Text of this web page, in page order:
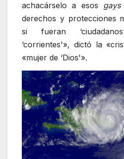
achacárselo a esos gays
derechos y protecciones
si fueran
‘corrientes'», dictó la
«mujer de ‘Dios'».